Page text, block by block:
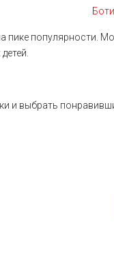
пике популярности.
и выбрать